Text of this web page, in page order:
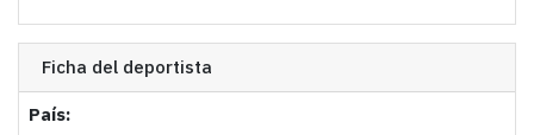
Ficha del deportista
País: